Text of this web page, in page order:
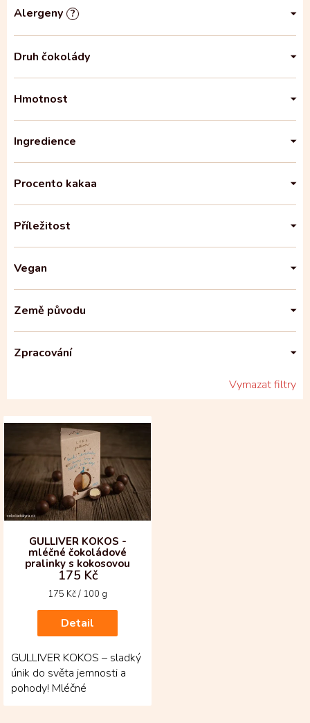
Alergeny ?
Druh čokolády
Hmotnost
Ingredience
Procento kakaa
Příležitost
Vegan
Země původu
Zpracování
Vymazat filtry
V
p
s
r
o
GULLIVER KOKOS -
mléčné čokoládové
pralinky s kokosovou
náplní
175 Kč
Měrná
175 Kč / 100 g
Detail
GULLIVER KOKOS – sladký
únik do světa jemnosti a
pohody! Mléčné
čokoládové pralinky z kakaa